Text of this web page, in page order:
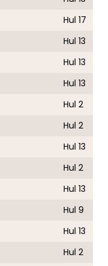
Hul 17
Hul 13
Hul 13
Hul 13
Hul 2
Hul 2
Hul 13
Hul 2
Hul 13
Hul 9
Hul 13
Hul 2